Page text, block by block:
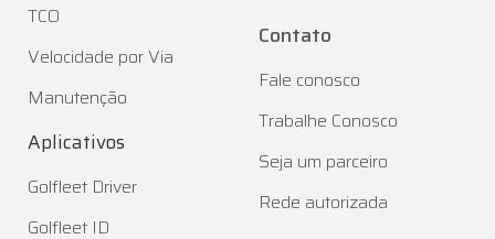
TCO
Velocidade por Via
Manutenção
Aplicativos
Golfleet Driver
Golfleet ID
Contato
Fale conosco
Trabalhe Conosco
Seja um parceiro
Rede autorizada